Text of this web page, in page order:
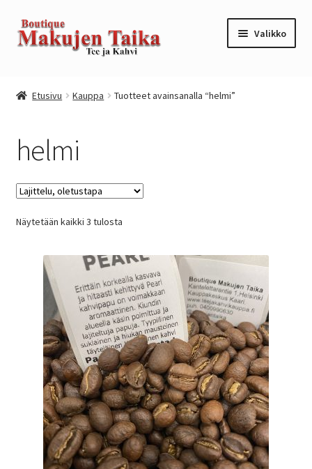
Siirry
navigointiin
Siirry
sisältöön
Valikko
Kassa
Kauppa
Oma tili
Ostoskori
Tilaus- ja sopimusehdot
Yrityksille
Etusivu Kauppa Tuotteet avainsanalla “helmi”
helmi
Näytetään kaikki 3 tulosta